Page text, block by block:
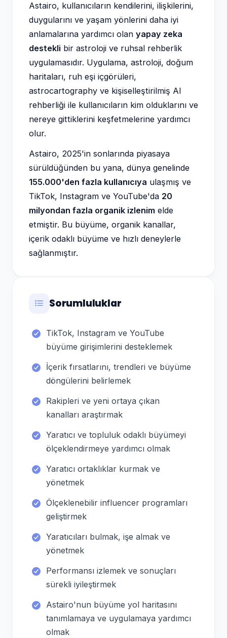
Astairo, kullanıcıların kendilerini, ilişkilerini,
duygularını ve yaşam yönlerini daha iyi
anlamalarına yardımcı olan yapay zeka
destekli bir astroloji ve ruhsal rehberlik
uygulamasıdır. Uygulama, astroloji, doğum
haritaları, ruh eşi içgörüleri,
astrocartography ve kişiselleştirilmiş AI
rehberliği ile kullanıcıların kim olduklarını ve
nereye gittiklerini keşfetmelerine yardımcı
olur.
Astairo, 2025'in sonlarında piyasaya
sürüldüğünden bu yana, dünya genelinde
155.000'den fazla kullanıcıya ulaşmış ve
TikTok, Instagram ve YouTube'da 20
milyondan fazla organik izlenim elde
etmiştir. Bu büyüme, organik kanallar,
içerik odaklı büyüme ve hızlı deneylerle
sağlanmıştır.
Sorumluluklar
TikTok, Instagram ve YouTube
büyüme girişimlerini desteklemek
İçerik fırsatlarını, trendleri ve büyüme
döngülerini belirlemek
Rakipleri ve yeni ortaya çıkan
kanalları araştırmak
Yaratıcı ve topluluk odaklı büyümeyi
ölçeklendirmeye yardımcı olmak
Yaratıcı ortaklıklar kurmak ve
yönetmek
Ölçeklenebilir influencer programları
geliştirmek
Yaratıcıları bulmak, işe almak ve
yönetmek
Performansı izlemek ve sonuçları
sürekli iyileştirmek
Astairo'nun büyüme yol haritasını
tanımlamaya ve uygulamaya yardımcı
olmak